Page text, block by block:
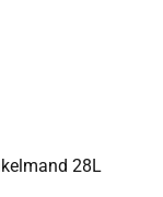
28L